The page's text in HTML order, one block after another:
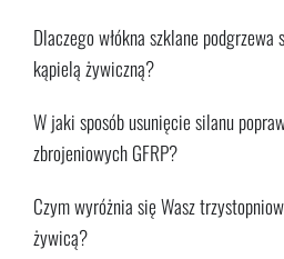
Dlaczego włókna szklane
kąpielą żywiczną?
W jaki sposób usunięcie silanu
zbrojeniowych GFRP?
Czym wyróżnia się Wasz
żywicą?